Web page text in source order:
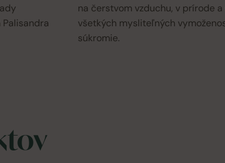
na čerstvom vzduchu, v prírode
všetkých mysliteľných
súkromie.